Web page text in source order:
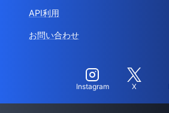
API利用
お問い合わせ
Instagram X